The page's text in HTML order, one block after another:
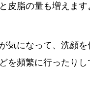
皮脂の量も増えます
気になって、洗顔を
を頻繁に行ったりし